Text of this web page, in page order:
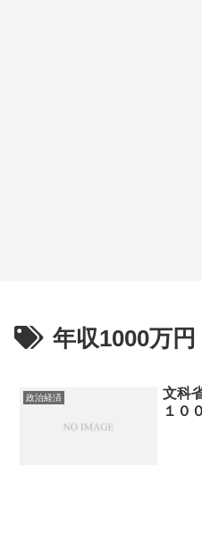
年収1000万円
政治経済
文科
１０